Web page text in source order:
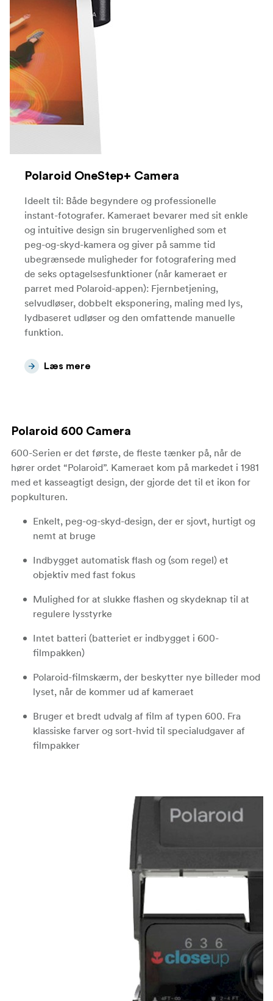
Polaroid OneStep+ Camera
Ideelt til: Både begyndere og professionelle
instant-fotografer. Kameraet bevarer med sit enkle
og intuitive design sin brugervenlighed som et
peg-og-skyd-kamera og giver på samme tid
ubegrænsede muligheder for fotografering med
de seks optagelsesfunktioner (når kameraet er
parret med Polaroid-appen): Fjernbetjening,
selvudløser, dobbelt eksponering, maling med lys,
lydbaseret udløser og den omfattende manuelle
funktion.
Læs mere
Polaroid 600 Camera
600-Serien er det første, de fleste tænker på, når de
hører ordet “Polaroid”. Kameraet kom på markedet i 1981
med et kasseagtigt design, der gjorde det til et ikon for
popkulturen.
Enkelt, peg-og-skyd-design, der er sjovt, hurtigt og
nemt at bruge
Indbygget automatisk flash og (som regel) et
objektiv med fast fokus
Mulighed for at slukke flashen og skydeknap til at
regulere lysstyrke
Intet batteri (batteriet er indbygget i 600-
filmpakken)
Polaroid-filmskærm, der beskytter nye billeder mod
lyset, når de kommer ud af kameraet
Bruger et bredt udvalg af film af typen 600. Fra
klassiske farver og sort-hvid til specialudgaver af
filmpakker